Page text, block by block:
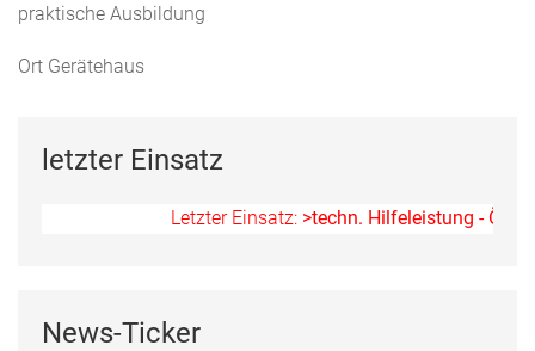
praktische Ausbildung
Ort Gerätehaus
letzter Einsatz
Letzter Einsatz:>techn. Hilfeleistung -
News-Ticker